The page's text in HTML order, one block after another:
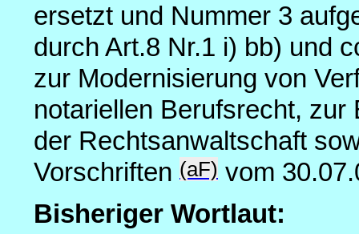
ersetzt und Nummer 3
durch Art.8 Nr.1 i) bb) und
zur Modernisierung von
notariellen Berufsrecht,
der Rechtsanwaltschaft
Vorschriften (aF) vom
Bisheriger Wortlaut: